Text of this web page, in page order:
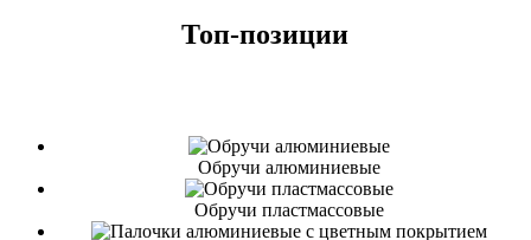
Топ-позиции
Обручи алюминиевые
Обручи пластмассовые